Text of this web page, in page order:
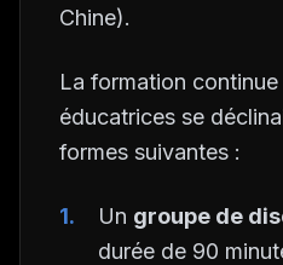
Chine).
La formation
éducatrices se
formes suivantes :
Un groupe de
durée de 90